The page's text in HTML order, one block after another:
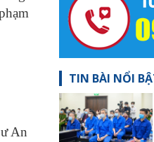
An
TIN BÀI NỔI